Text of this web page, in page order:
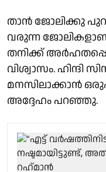
താന്‍ ജോലിക്കു
വരുന്ന
തനിക്ക്
വിശ്വാസം. ഹിന്ദി
മനസിലാക്കാന്‍
അദ്ദേഹം പറഞ്ഞു.